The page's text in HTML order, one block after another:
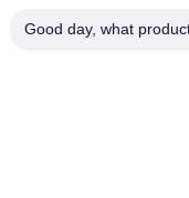
Good day, what